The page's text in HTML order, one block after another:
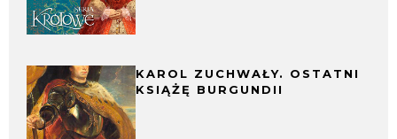
KAROL ZUCHWAŁY. OSTATNI
KSIĄŻĘ BURGUNDII